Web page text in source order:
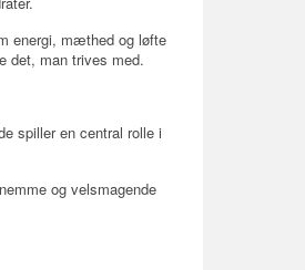
energi, mæthed og løfte
det, man trives med.
spiller en central rolle i
og velsmagende